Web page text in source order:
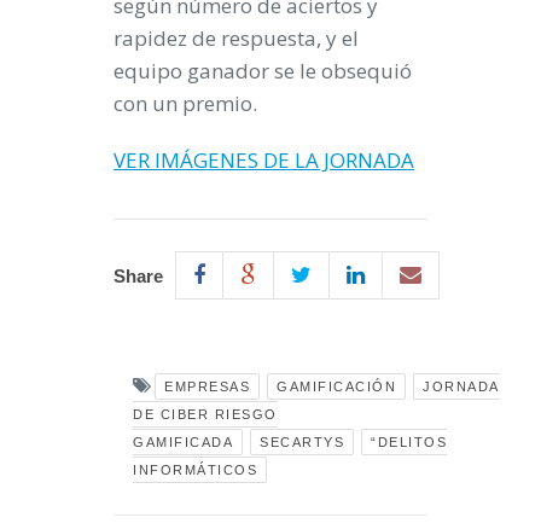
rapidez de respuesta, y el
equipo ganador se le obsequió
con un premio.
VER IMÁGENES DE LA JORNADA
Share
EMPRESAS GAMIFICACIÓN
JORNADA
DE CIBER RIESGO
GAMIFICADA
SECARTYS
“DELITOS
INFORMÁTICOS